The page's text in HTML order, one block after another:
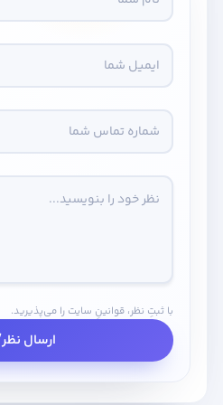
با ثبتِ نظر، قوانینِ سایت را می‌پذیرید.
ارسال نظر